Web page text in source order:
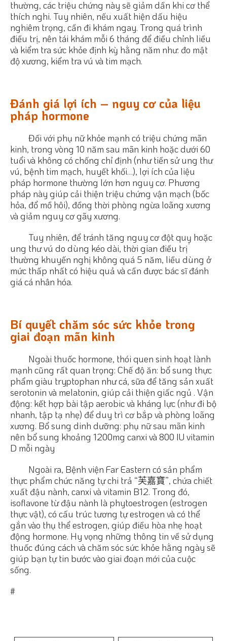
thường, các triệu chứng này sẽ giảm dần khi cơ thể
thích nghi. Tuy nhiên, nếu xuất hiện dấu hiệu
nghiêm trọng, cần đi khám ngay. Trong quá trình
điều trị, nên tái khám mỗi 6 tháng để điều chỉnh liều
và kiểm tra sức khỏe định kỳ hằng năm như: đo mật
độ xương, kiểm tra vú và tim mạch.
Đánh giá lợi ích – nguy cơ của liệu
pháp hormone
Đối với phụ nữ khỏe mạnh có triệu chứng mãn
kinh, trong vòng 10 năm sau mãn kinh hoặc dưới 60
tuổi và không có chống chỉ định (như tiền sử ung thư
vú, bệnh tim mạch, huyết khối…), lợi ích của liệu
pháp hormone thường lớn hơn nguy cơ. Phương
pháp này giúp cải thiện triệu chứng vận mạch (bốc
hỏa, đổ mồ hôi), đồng thời phòng ngừa loãng xương
và giảm nguy cơ gãy xương.
Tuy nhiên, để tránh tăng nguy cơ đột quỵ hoặc
ung thư vú do dùng kéo dài, thời gian điều trị
thường khuyến nghị không quá 5 năm, liều dùng ở
mức thấp nhất có hiệu quả và cần được bác sĩ đánh
giá cá nhân hóa.
Bí quyết chăm sóc sức khỏe trong
giai đoạn mãn kinh
Ngoài thuốc hormone, thói quen sinh hoạt lành
mạnh cũng rất quan trọng: Chế độ ăn: bổ sung thực
phẩm giàu tryptophan như cá, sữa để tăng sản xuất
serotonin và melatonin, giúp cải thiện giấc ngủ . Vận
động: kết hợp bài tập aerobic và kháng lực (như đi bộ
nhanh, tập tạ nhẹ) để duy trì cơ bắp và phòng loãng
xương. Bổ sung dinh dưỡng: phụ nữ sau mãn kinh
nên bổ sung khoảng 1200mg canxi và 800 IU vitamin
D mỗi ngày
Ngoài ra, Bệnh viện Far Eastern có sản phẩm
thực phẩm chức năng tự chi trả “芙嘉寶”, chứa chiết
xuất đậu nành, canxi và vitamin B12. Trong đó,
isoflavone từ đậu nành là phytoestrogen (estrogen
thực vật), có cấu trúc tương tự estrogen và có thể
gắn vào thụ thể estrogen, giúp điều hòa nhẹ hoạt
động hormone. Hy vọng những thông tin về sử dụng
thuốc đúng cách và chăm sóc sức khỏe hằng ngày sẽ
giúp bạn tự tin bước vào giai đoạn mới của cuộc
sống.
#